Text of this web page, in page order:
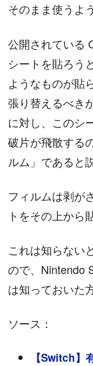
そのまま使うよ
公開されている
シートを貼ろう
ようなものが貼
張り替えるべき
に対し、このシ
破片が飛散する
ルム」であると
フィルムは剥が
トをその上から
これは知らない
ので、Nintendo
は知っておいた
ソース：
【Switch】